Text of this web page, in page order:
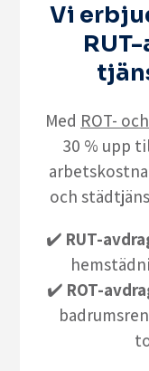
Vi
Med ROT-
30 % upp
och
✔️ RUT-
✔️ ROT-